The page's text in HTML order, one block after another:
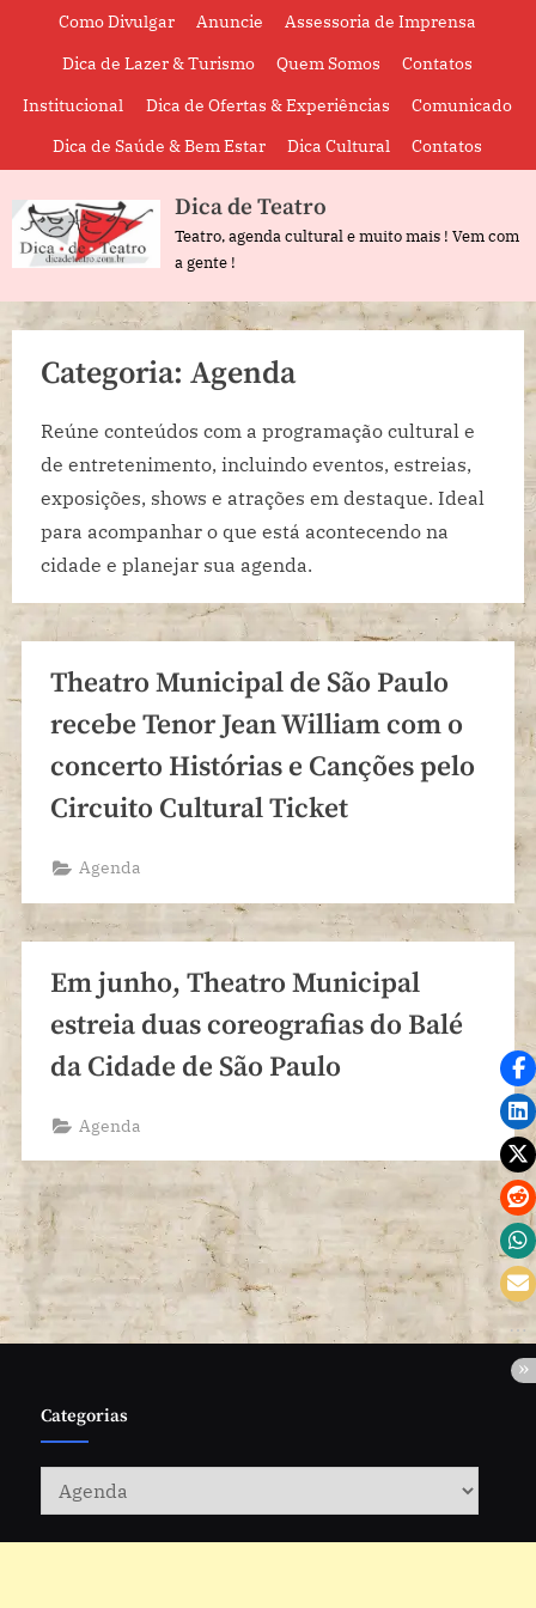
Como Divulgar Anuncie
Assessoria de Imprensa
Dica de Lazer & Turismo
Quem Somos
Contatos
Institucional
Dica de Ofertas & Experiências
Comunicado
Dica de Saúde & Bem Estar
Dica Cultural Contatos
Dica de Teatro
Teatro, agenda cultural e muito mais ! Vem com
a gente !
Categoria: Agenda
Reúne conteúdos com a programação cultural e
de entretenimento, incluindo eventos, estreias,
exposições, shows e atrações em destaque. Ideal
para acompanhar o que está acontecendo na
cidade e planejar sua agenda.
Theatro Municipal de São Paulo
recebe Tenor Jean William com o
concerto Histórias e Canções pelo
Circuito Cultural Ticket
Agenda
Em junho, Theatro Municipal
estreia duas coreografias do Balé
da Cidade de São Paulo
Agenda
Categorias
Categorias